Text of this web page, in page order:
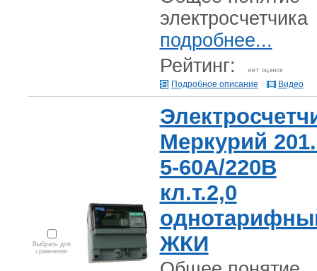
электросчетчика
подробнее...
Рейтинг:
Подробное описание Видео
Выбрать для
сравнения
Меркурий
5-60А/220В
кл.т.2,0
ЖКИ